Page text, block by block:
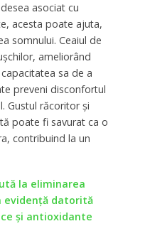
asociat cu
acesta poate ajuta,
somnului. Ceaiul de
ameliorând
sa de a
preveni disconfortul
Gustul răcoritor și
poate fi savurat ca o
contribuind la un
la eliminarea
evidență datorită
și antioxidante